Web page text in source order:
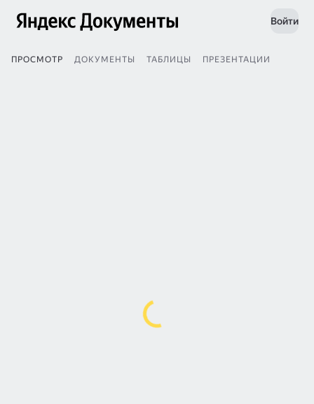
Войти
ПРОСМОТР ДОКУМЕНТЫ ТАБЛИЦЫ ПРЕЗЕНТАЦИИ